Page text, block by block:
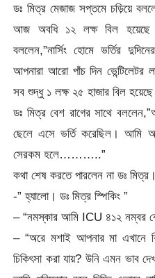
ডঃ মিত্র মেজাজ সপ্তমে চড়িয়ে
আজ অবধি ১২ লক্ষ বিল হয়েছে
বললেন,”নার্সিং হোমে ভর্তির
আপনারা আরো পাঁচ দিন ভেন্টিলেটর
সব শুদ্ধু ১ লক্ষ ২৫ হাজার বিল
ডঃ মিত্র বেশ রাগের সাথে
ছেলে এসে ভর্তি করেছিল। আমি
সেরকম হলে………..”
কথা শেষ করতে পারলেন না ডঃ
-” হ্যালো। ডঃ মিত্র স্পিকিং ”
– “নমস্কার আমি ICU ৪১২ নম্বর
– “অরে মশাই আপনার মা এখানে
চিকিৎসা করা যায়? উনি এমন ভাব